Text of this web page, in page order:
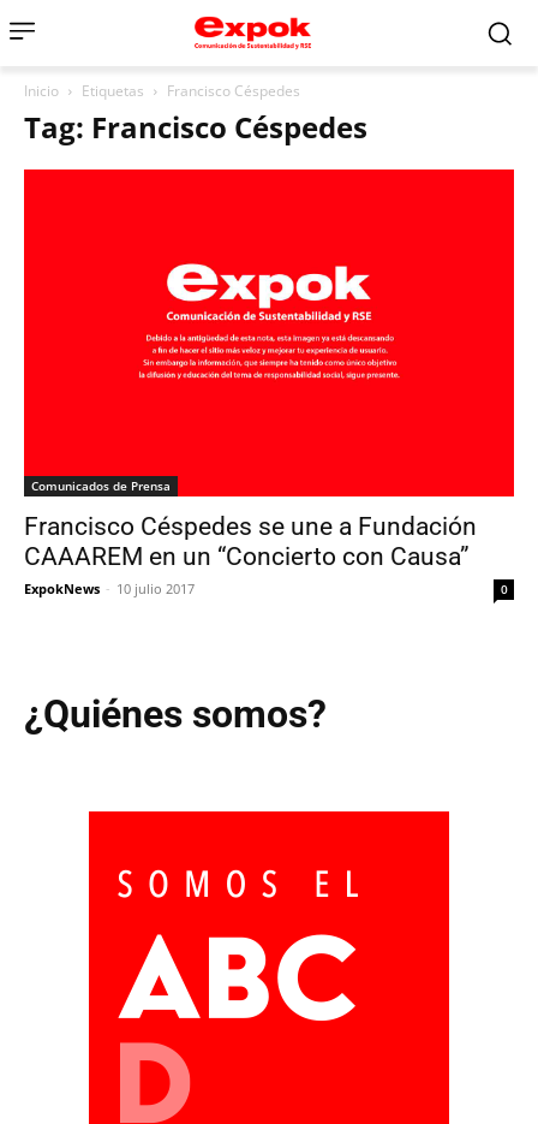
Inicio Etiquetas Francisco Céspedes
Tag: Francisco Céspedes
Comunicados de Prensa
Francisco Céspedes se une a Fundación
CAAAREM en un “Concierto con Causa”
ExpokNews - 10 julio 2017 0
¿Quiénes somos?